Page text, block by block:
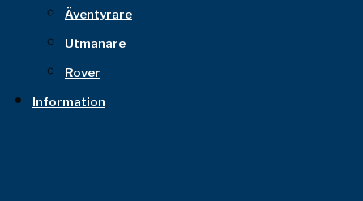
Äventyrare
Utmanare
Rover
Information